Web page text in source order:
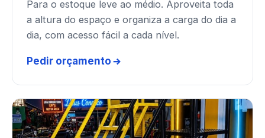
Para o estoque leve ao médio. Aproveita toda
a altura do espaço e organiza a carga do dia a
dia, com acesso fácil a cada nível.
Pedir orçamento